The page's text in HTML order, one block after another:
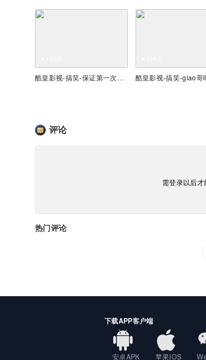
酷皇影视-搞笑-保证第一次见的舞蹈
评论
需登录以后才
热门评论
下载APP客户端
安卓APK 苹果IOS